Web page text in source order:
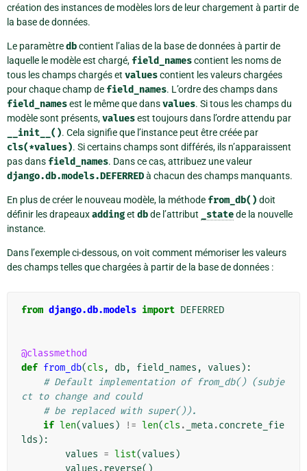
création des instances de modèles lors de leur chargement à partir de
la base de données.
Le paramètredbcontient l’alias de la base de données à partir de
laquelle le modèle est chargé, field_namescontient les noms de
tous les champs chargés et valuescontient les valeurs chargées
pour chaque champ de field_names. L’ordre des champs dans
field_namesest le même que dansvalues. Si tous les champs du
modèle sont présents,valuesest toujours dans l’ordre attendu par
__init__(). Cela signifie que l’instance peut être créée par
cls(*values). Si certains champs sont différés, ils n’apparaissent
pas dans field_names. Dans ce cas, attribuez une valeur
django.db.models.DEFERREDà chacun des champs manquants.
En plus de créer le nouveau modèle, la méthode from_db() doit
définir les drapeauxaddinget dbde l’attribut _statede la nouvelle
instance.
Dans l’exemple ci-dessous, on voit comment mémoriser les valeurs
des champs telles que chargées à partir de la base de données :
from django.db.models import DEFERRED
@classmethod
def from_db(cls , db, field_names , values ):
# Default implementation of from_db() (subje
ct to change and could
# be replaced with super()).
if len(values ) != len(cls . _meta.concrete_fie
lds ):
values = list(values )
values .reverse()